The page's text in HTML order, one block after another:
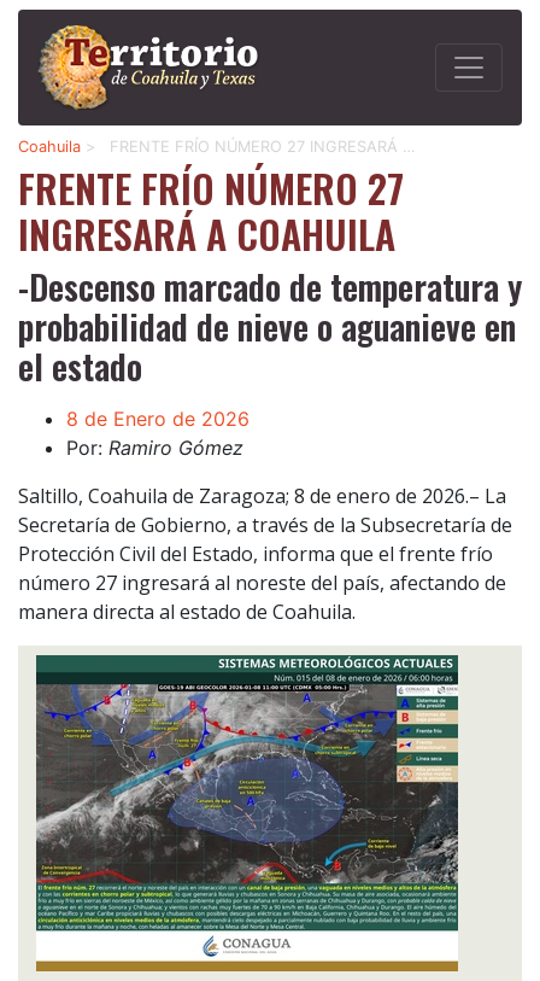
Coahuila > FRENTE FRÍO NÚMERO 27 INGRESARÁ …
FRENTE FRÍO NÚMERO 27
INGRESARÁ A COAHUILA
-Descenso marcado de temperatura y
probabilidad de nieve o aguanieve en
el estado
8 de Enero de 2026
Por: Ramiro Gómez
Saltillo, Coahuila de Zaragoza; 8 de enero de 2026.– La
Secretaría de Gobierno, a través de la Subsecretaría de
Protección Civil del Estado, informa que el frente frío
número 27 ingresará al noreste del país, afectando de
manera directa al estado de Coahuila.